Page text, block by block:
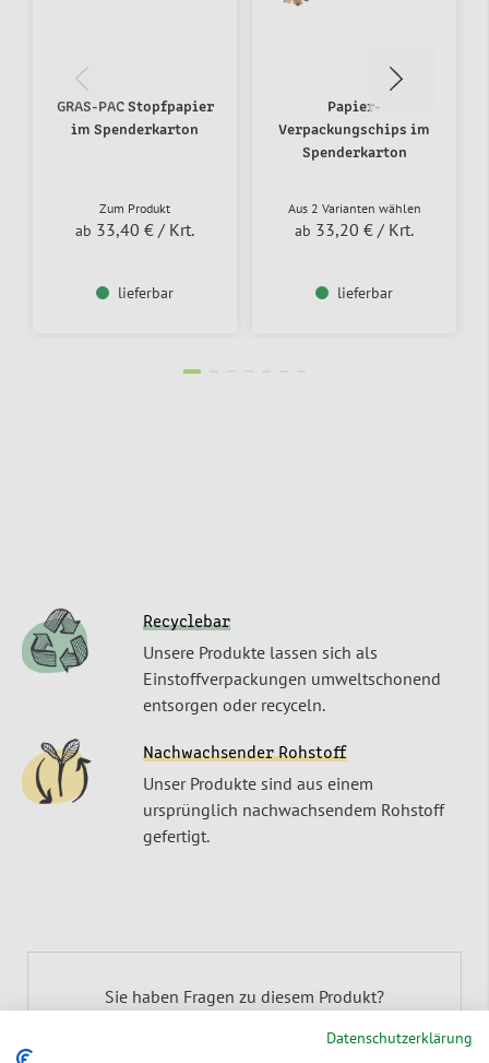
GRAS-PAC Stopfpapier
im Spenderkarton
Zum Produkt
ab 33,40 € / Krt.
lieferbar
Papier-
Verpackungschips im
Spenderkarton
Aus 2 Varianten wählen
ab 33,20 € / Krt.
lieferbar
Recyclebar
Unsere Produkte lassen sich als
Einstoffverpackungen umweltschonend
entsorgen oder recyceln.
Nachwachsender Rohstoff
Unser Produkte sind aus einem
ursprünglich nachwachsendem Rohstoff
gefertigt.
Sie haben Fragen zu diesem Produkt?
Wir beraten Sie gerne!Datenschutzerklärung